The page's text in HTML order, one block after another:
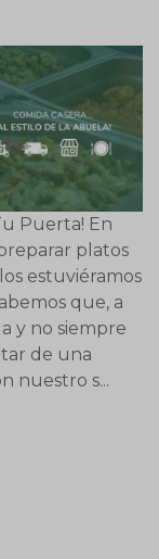
Puerta! En
platos
estuviéramos
que, a
y no siempre
de una
nuestro s...